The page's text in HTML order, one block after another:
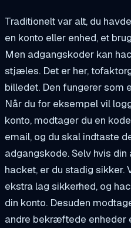
Traditionelt var alt, du
en konto eller enhed, et
Men adgangskoder kan
stjæles. Det er her,
billedet. Den fungerer som
Når du for eksempel vil
konto, modtager du en
email, og du skal indtaste
adgangskode. Selv hvis
hacket, er du stadig
ekstra lag sikkerhed, og
din konto. Desuden
andre bekræftede enheder